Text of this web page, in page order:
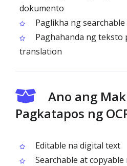
dokumento
Paglikha ng searchable
Paghahanda ng teksto
translation
Ano ang
Pagkatapos ng
Editable na digital text
Searchable at